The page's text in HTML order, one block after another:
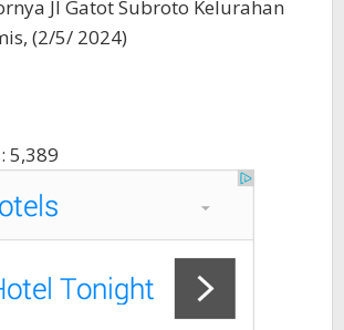
Jl Gatot Subroto Kelurahan
(2/5/ 2024)
5,389